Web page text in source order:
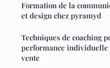
Formation de la
et design chez pyramyd
Techniques de coaching
performance individuelle
vente